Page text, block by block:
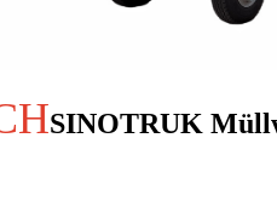
SINOTRUK